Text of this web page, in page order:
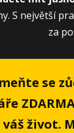
S největší
za
se
život.